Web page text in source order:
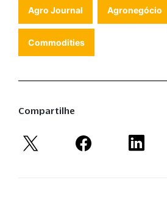
Agro Journal Agronegócio
Commodities
Compartilhe